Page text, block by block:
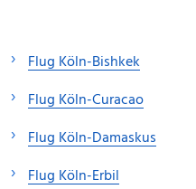
Flug Köln-Bishkek
Flug Köln-Curacao
Flug Köln-Damaskus
Flug Köln-Erbil